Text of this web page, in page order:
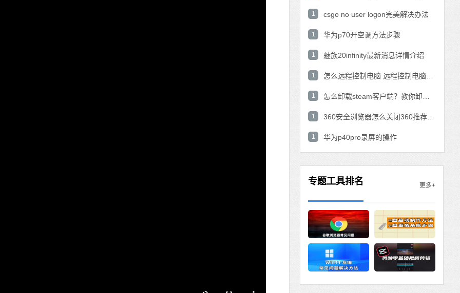
1 csgo no user logon完美解决办法
1 华为p70开空调方法步骤
1 魅族20infinity最新消息详情介绍
1
1
1
1 华为p40pro录屏的操作
专题工具排名 更多+